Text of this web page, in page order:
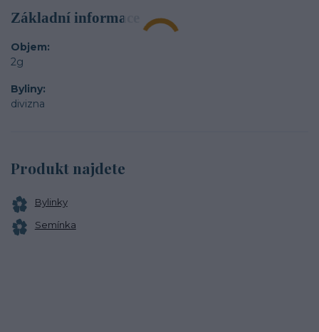
Základní informace
Objem
2g
Byliny
divizna
Produkt najdete
Bylinky
Semínka